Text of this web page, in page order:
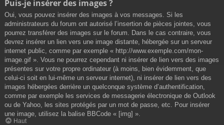
Puis-je insérer des images ?
Oui, vous pouvez insérer des images à vos messages. Si les
administrateurs du forum ont autorisé l’insertion de pièces jointes, vous
pourrez transférer des images sur le forum. Dans le cas contraire, vous
devrez insérer un lien vers une image distante, hébergée sur un serveur
internet public, comme par exemple « http://www.exemple.com/mon-
image.gif ». Vous ne pourrez cependant ni insérer de lien vers des images
présentes sur votre propre ordinateur (à moins, bien évidemment, que
celui-ci soit en lui-même un serveur internet), ni insérer de lien vers des
images hébergées derrière un quelconque système d’authentification,
comme par exemple les services de messagerie électronique de Outlook
ou de Yahoo, les sites protégés par un mot de passe, etc. Pour insérer
une image, utilisez la balise BBCode « [img] ».
Haut